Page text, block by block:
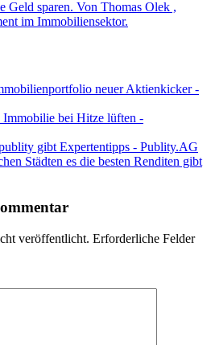
neuer Aktienkicker -
Immobilie bei Hitze lüften -
gibt Expertentipps - Publity.AG
Städten es die besten Renditen gibt
veröffentlicht. Erforderliche Felder